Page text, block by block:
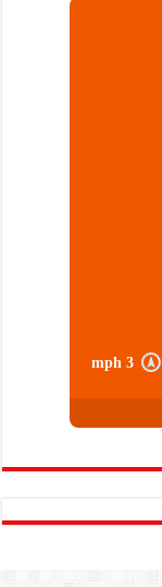
3 mph